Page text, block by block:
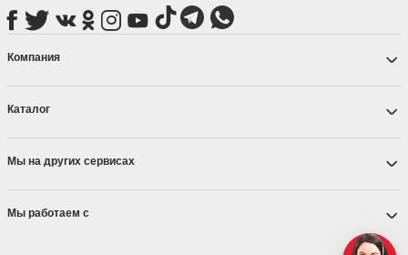
Компания
Каталог
Мы на других сервисах
Мы работаем с